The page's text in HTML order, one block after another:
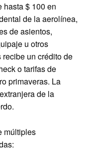
hasta $ 100 en
de la aerolínea,
de asientos,
u otros
un crédito de
o tarifas de
primaveras. La
de la
múltiples